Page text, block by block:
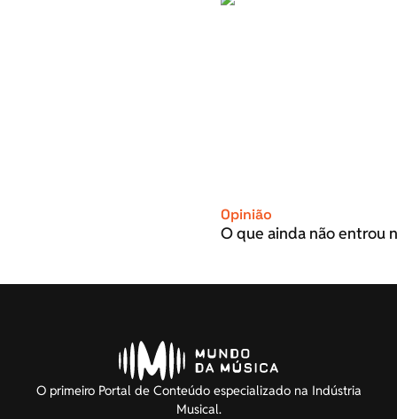
Opinião
O que ainda não entrou
O primeiro Portal de Conteúdo especializado na Indústria
Musical.